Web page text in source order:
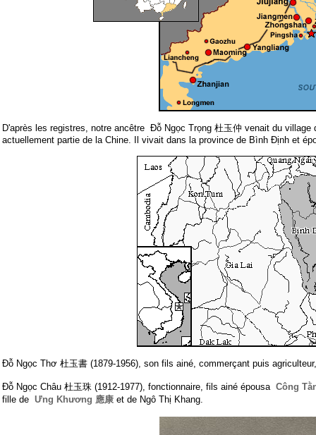
D'après les registres, notre ancêtre Đỗ Ngọc Trọng 杜玉仲 venait du
actuellement partie de la Chine. Il vivait dans la province de Bình Định et
Đỗ Ngọc Thơ 杜玉書 (1879-1956), son fils ainé, commerçant puis
Đỗ Ngọc Châu 杜玉珠 (1912-1977), fonctionnaire, fils ainé épousa Công
fille de Ưng Khương 應康 et de Ngô Thị Khang.